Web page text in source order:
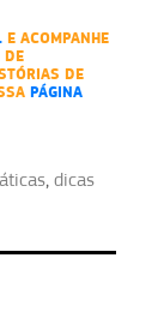
E ACOMPANHE
DE
DE
PÁGINA
, dicas